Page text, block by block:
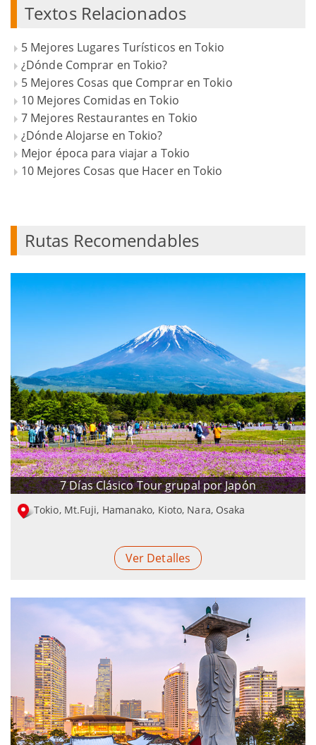
Textos Relacionados
5 Mejores Lugares Turísticos en Tokio
¿Dónde Comprar en Tokio?
5 Mejores Cosas que Comprar en Tokio
10 Mejores Comidas en Tokio
7 Mejores Restaurantes en Tokio
¿Dónde Alojarse en Tokio?
Mejor época para viajar a Tokio
10 Mejores Cosas que Hacer en Tokio
Rutas Recomendables
7 Días Clásico Tour grupal por Japón
Tokio, Mt.Fuji, Hamanako, Kioto, Nara, Osaka
Ver Detalles